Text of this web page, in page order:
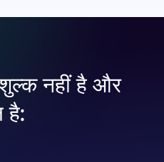
नहीं है और
है: